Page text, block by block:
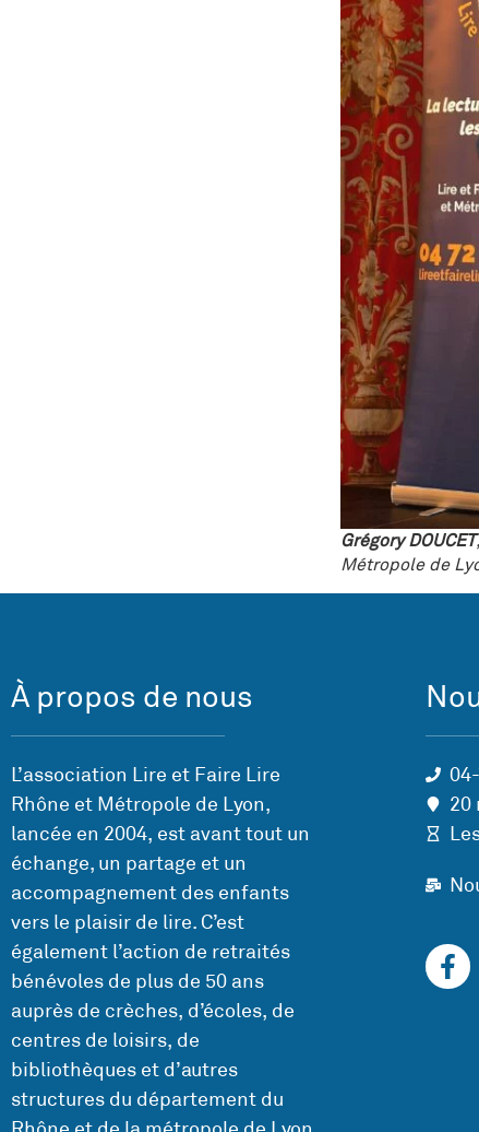
Grégory DOUCET
Métropole de
À propos de nous
L’association Lire et Faire Lire
Rhône et Métropole de Lyon,
lancée en 2004, est avant tout un
échange, un partage et un
accompagnement des enfants
vers le plaisir de lire. C’est
également l’action de retraités
bénévoles de plus de 50 ans
auprès de crèches, d’écoles, de
centres de loisirs, de
bibliothèques et d’autres
structures du département du
20